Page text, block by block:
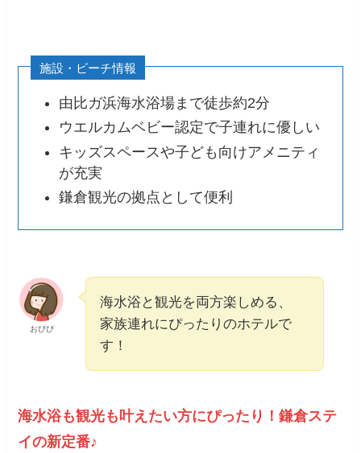
施設・ビーチ情報
由比ガ浜海水浴場まで徒歩約2分​
ウエルカムベビー認定で子連れに優しい​
キッズスペースや子ども向けアメニティ
が充実​
鎌倉観光の拠点として便利
おぴぴ
海水浴と観光を両方楽しめる、
家族連れにぴったりのホテルで
す！
海水浴も観光も叶えたい方にぴったり！鎌倉ステ
イの新定番♪